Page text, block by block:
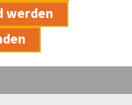
werden